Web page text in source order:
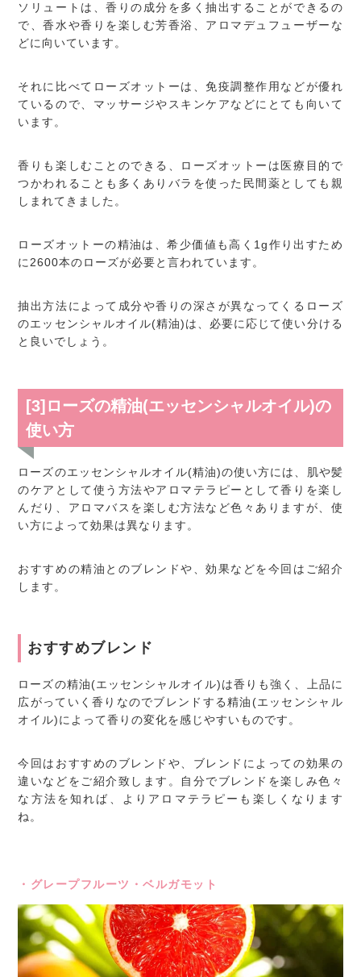
ソリュートは、香りの成分を多く抽出することができるの
で、香水や香りを楽しむ芳香浴、アロマデュフューザーな
どに向いています。
それに比べてローズオットーは、免疫調整作用などが優れ
ているので、マッサージやスキンケアなどにとても向いて
います。
香りも楽しむことのできる、ローズオットーは医療目的で
つかわれることも多くありバラを使った民間薬としても親
しまれてきました。
ローズオットーの精油は、希少価値も高く1g作り出すため
に2600本のローズが必要と言われています。
抽出方法によって成分や香りの深さが異なってくるローズ
のエッセンシャルオイル(精油)は、必要に応じて使い分ける
と良いでしょう。
[3]ローズの精油(エッセンシャルオイル)の
使い方
ローズのエッセンシャルオイル(精油)の使い方には、肌や髪
のケアとして使う方法やアロマテラピーとして香りを楽し
んだり、アロマバスを楽しむ方法など色々ありますが、使
い方によって効果は異なります。
おすすめの精油とのブレンドや、効果などを今回はご紹介
します。
おすすめブレンド
ローズの精油(エッセンシャルオイル)は香りも強く、上品に
広がっていく香りなのでブレンドする精油(エッセンシャル
オイル)によって香りの変化を感じやすいものです。
今回はおすすめのブレンドや、ブレンドによっての効果の
違いなどをご紹介致します。自分でブレンドを楽しみ色々
な方法を知れば、よりアロマテラピーも楽しくなります
ね。
・グレープフルーツ・ベルガモット